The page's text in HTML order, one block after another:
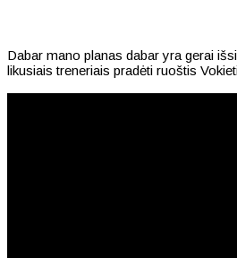
Dabar mano planas dabar yra gerai
likusiais treneriais pradėti ruoštis